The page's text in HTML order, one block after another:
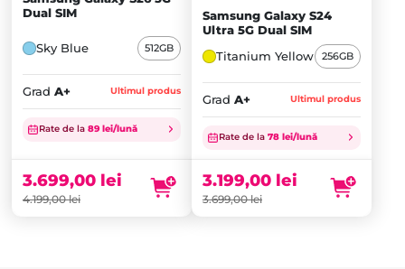
Dual SIM
Sky Blue 512GB
Grad A+ Ultimul produs
Rate de la 89 lei/lună
4.199,00lei
inițial
fost:
4.199,00 lei.
3.699,00 lei
Prețul
este:
3.699,00 lei.
Samsung Galaxy S24
Ultra 5G Dual SIM
Titanium Yellow
256GB
Grad A+ Ultimul produs
Rate de la 78 lei/lună
3.699,00lei
Prețul
inițial
fost:
3.699,00 lei.
3.199,00 lei
Prețul
este:
3.199,00 lei.